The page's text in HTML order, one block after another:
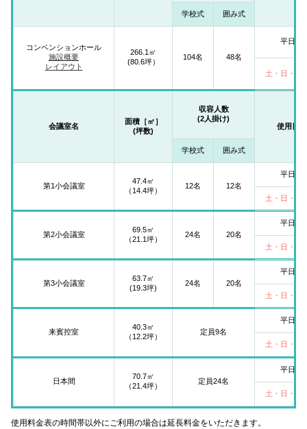
学校式 囲み式
コンベンションホール
施設概要
レイアウト
266.1㎡
(80.6坪）
104名 48名
平日
土・日・祝
会議室名
面積［㎡］
(坪数)
収容人数
(2人掛け)
使用日
学校式 囲み式
第1小会議室
47.4㎡
（14.4坪）
12名 12名
平日
土・日・祝
第2小会議室
69.5㎡
（21.1坪）
24名 20名
平日
土・日・祝
第3小会議室
63.7㎡
(19.3坪)
24名 20名
平日
土・日・祝
来賓控室
40.3㎡
（12.2坪）
定員9名
平日
土・日・祝
日本間
70.7㎡
（21.4坪）
定員24名
平日
土・日・祝
使用料金表の時間帯以外にご利用の場合は延長料金をいただきます。